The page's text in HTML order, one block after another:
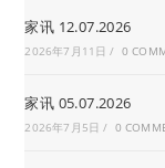
家讯 12.07.2026
2026年7月11日 / 0
家讯 05.07.2026
2026年7月5日 / 0